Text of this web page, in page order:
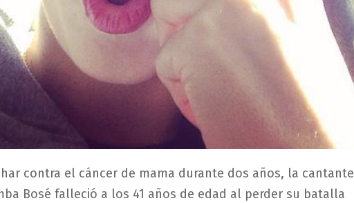
contra el cáncer de mama durante dos años, la cantante
Bosé falleció a los 41 años de edad al perder su batalla